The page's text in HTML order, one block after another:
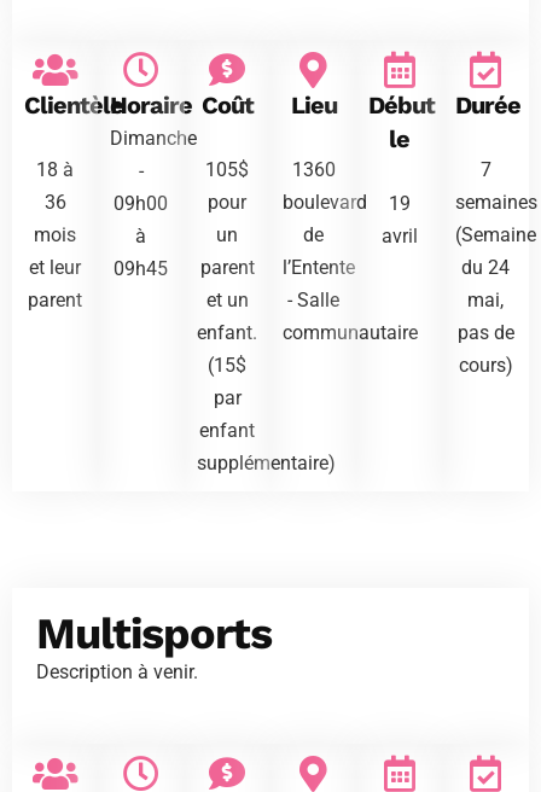
Clientèle
18 à
36
mois
et leur
parent
Horaire
Dimanche
-
09h00
à
09h45
Coût
105$
pour
un
parent
et un
enfant.
(15$
par
enfant
supplémentaire)
Lieu
1360
boulevard
de
l’Entente
- Salle
communautaire
Début
le
19
avril
Durée
7
semaines
(Semaine
du 24
mai,
pas de
cours)
Multisports
Description à venir.